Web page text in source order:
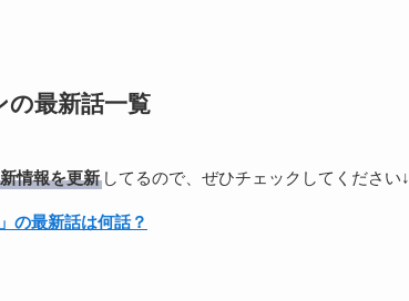
の最新話一覧
情報を更新 してるので、ぜひチェックしてください↓
の最新話は何話？